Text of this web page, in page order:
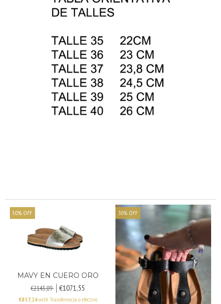
50% OFF
MAVY EN CUERO ORO
€2143,09
€1071,55
€857,24with Transferencia o efectivo
30% OFF